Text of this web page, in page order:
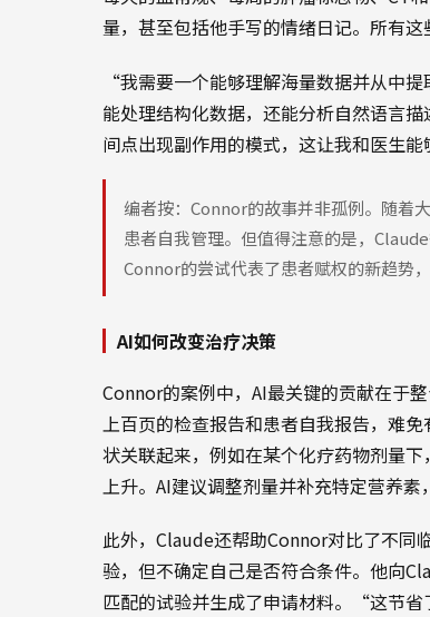
量，甚至包括他手写的情绪日记。所有
“我需要一个能够理解海量数据并从中
能处理结构化数据，还能分析自然语言
间点出现副作用的模式，这让我和医生能
编者按：Connor的故事并非孤例。随着
患者自我管理。但值得注意的是，
Connor的尝试代表了患者赋权的新趋势
AI如何改变治疗决策
Connor的案例中，AI最关键的贡献在于
上百页的检查报告和患者自我报告，难
状关联起来，例如在某个化疗药物剂量
上升。AI建议调整剂量并补充特定营养素
此外，Claude还帮助Connor对比了不同
验，但不确定自己是否符合条件。他向
匹配的试验并生成了申请材料。“这节